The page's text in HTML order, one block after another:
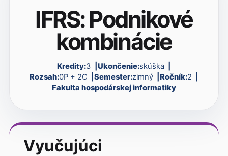
IFRS: Podnikové
kombinácie
Kredity:3 Ukončenie:skúška
Rozsah:0P + 2C Semester:zimný Ročník:2
Fakulta hospodárskej informatiky
Vyučujúci